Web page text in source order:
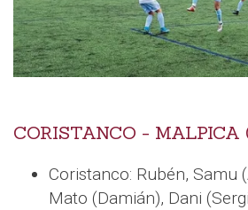
CORISTANCO - MALPICA
Coristanco: Rubén, Samu
Mato (Damián), Dani